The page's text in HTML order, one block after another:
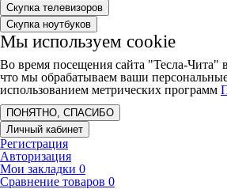
Скупка телевизоров
Скупка ноутбуков
Мы используем cookie
Во время посещения сайта "Тесла-Чита"
что мы обрабатываем ваши
использованием метрических программ
ПОНЯТНО, СПАСИБО
Личный кабинет
Регистрация
Авторизация
Мои закладки 0
Сравнение товаров 0